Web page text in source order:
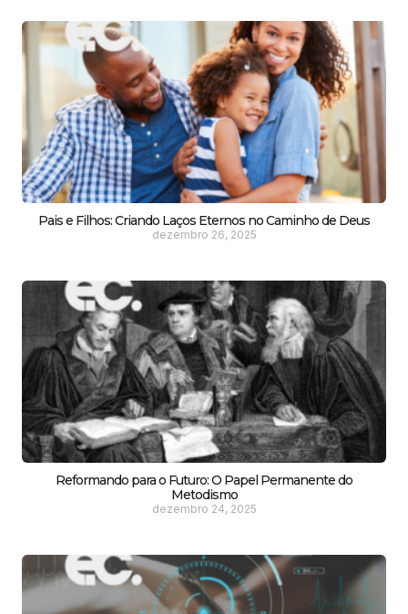
Pais e Filhos: Criando Laços Eternos no Caminho de Deus
dezembro 26, 2025
Reformando para o Futuro: O Papel Permanente do
Metodismo
dezembro 24, 2025